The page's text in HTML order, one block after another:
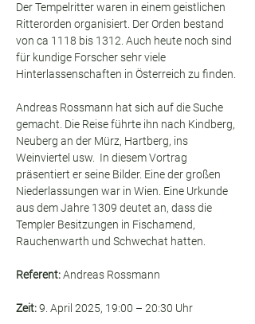
Der Tempelritter waren in einem geistlichen
Ritterorden organisiert. Der Orden bestand
von ca 1118 bis 1312. Auch heute noch sind
für kundige Forscher sehr viele
Hinterlassenschaften in Österreich zu finden.
Andreas Rossmann hat sich auf die Suche
gemacht. Die Reise führte ihn nach Kindberg,
Neuberg an der Mürz, Hartberg, ins
Weinviertel usw.  In diesem Vortrag
präsentiert er seine Bilder. Eine der großen
Niederlassungen war in Wien. Eine Urkunde
aus dem Jahre 1309 deutet an, dass die
Templer Besitzungen in Fischamend,
Rauchenwarth und Schwechat hatten.
Referent: Andreas Rossmann
Zeit: 9. April 2025, 19:00 – 20:30 Uhr